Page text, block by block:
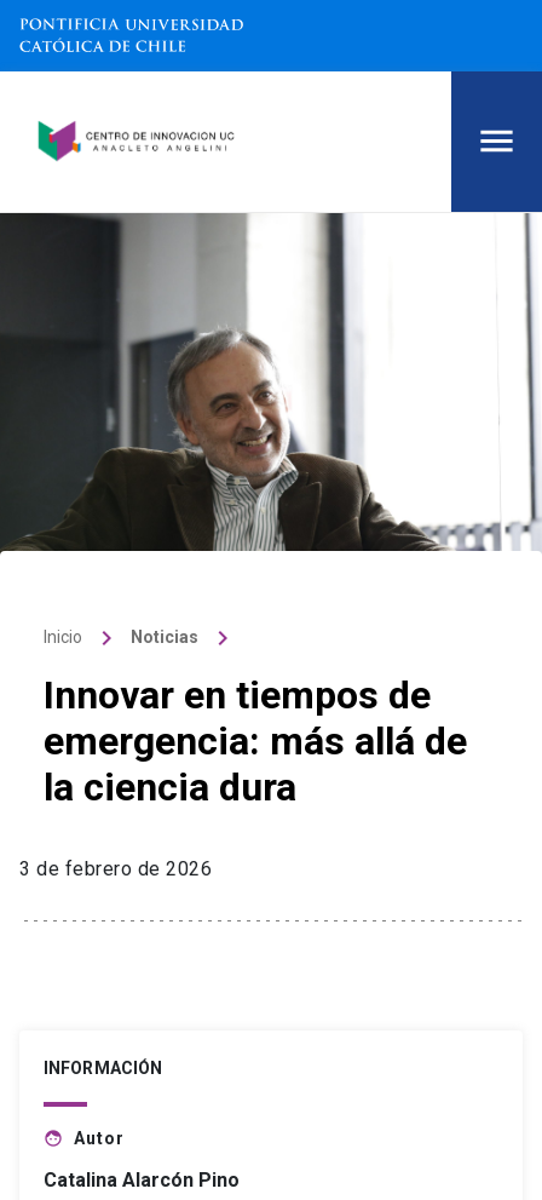
Inicio keyboard_arrow_right Noticias keyboard_arrow_right
Innovar en tiempos de
emergencia: más allá de
la ciencia dura
3 de febrero de 2026
INFORMACIÓN
face Autor
Catalina Alarcón Pino